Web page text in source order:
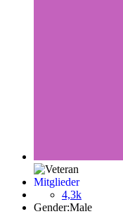
Mitglieder
4,3k
Gender:Male